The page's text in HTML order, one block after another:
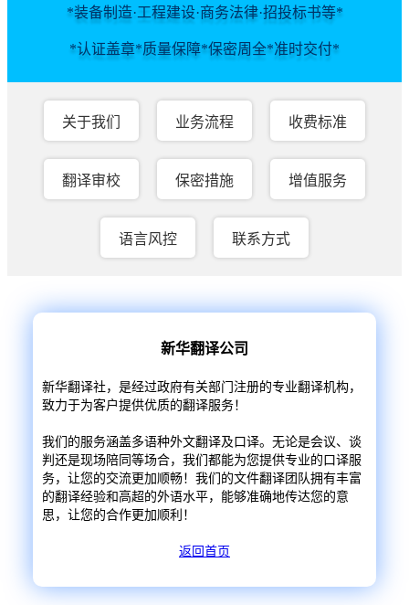
*装备制造·工程建设·商务法律·招投标书等*
*认证盖章*质量保障*保密周全*准时交付*
关于我们 业务流程 收费标准
翻译审校 保密措施 增值服务
语言风控 联系方式
新华翻译公司
新华翻译社，是经过政府有关部门注册的专业翻译机构，
致力于为客户提供优质的翻译服务！
我们的服务涵盖多语种外文翻译及口译。无论是会议、谈
判还是现场陪同等场合，我们都能为您提供专业的口译服
务，让您的交流更加顺畅！我们的文件翻译团队拥有丰富
的翻译经验和高超的外语水平，能够准确地传达您的意
思，让您的合作更加顺利！
返回首页